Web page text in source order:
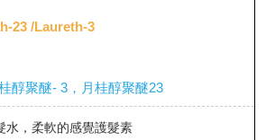
23 /Laureth-3
醇聚醚- 3，月桂醇聚醚23
水，柔軟的感覺護髮素